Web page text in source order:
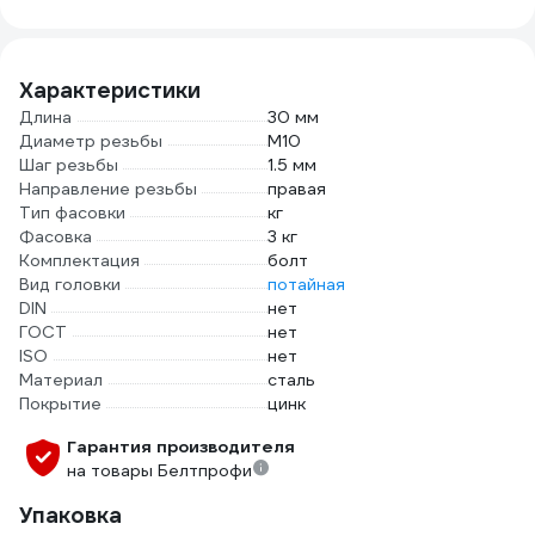
Характеристики
Длина
30 мм
Диаметр резьбы
М10
Шаг резьбы
1.5 мм
Направление резьбы
правая
Тип фасовки
кг
Фасовка
3 кг
Комплектация
болт
Вид головки
потайная
DIN
нет
ГОСТ
нет
ISO
нет
Материал
сталь
Покрытие
цинк
Гарантия производителя
на товары Белтпрофи
Упаковка